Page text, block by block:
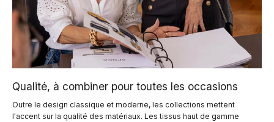
Qualité, à combiner pour toutes les occasions
Outre le design classique et moderne, les collections mettent
l'accent sur la qualité des matériaux. Les tissus haut de gamme